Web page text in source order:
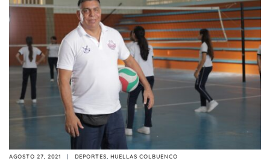
AGOSTO 27, 2021 DEPORTES HUELLAS COLBUENCO